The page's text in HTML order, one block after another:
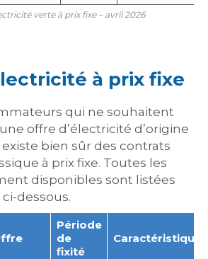
verte à prix fixe – avril 2026
à prix fixe
qui ne souhaitent
offre d’électricité d’origine
bien sûr des contrats
à prix fixe. Toutes les
disponibles sont listées
dessous.
Période
de
fixité